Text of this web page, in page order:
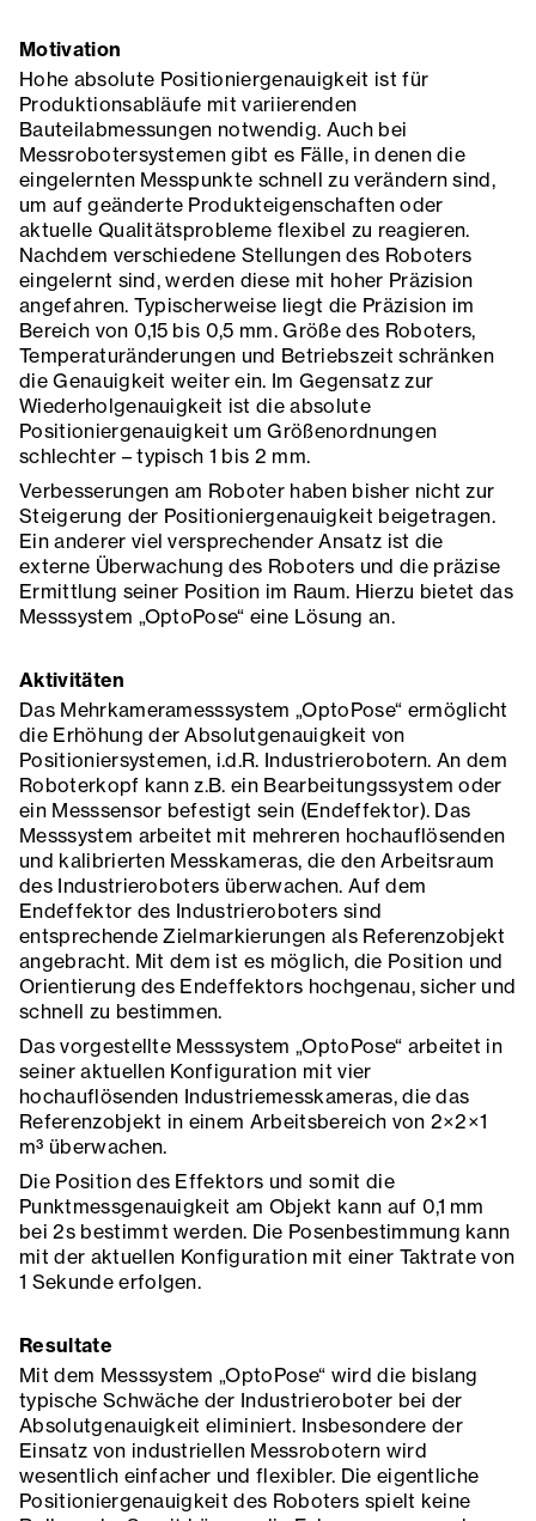
Motivation
Hohe absolute Positioniergenauigkeit ist für
Produktionsabläufe mit variierenden
Bauteilabmessungen notwendig. Auch bei
Messrobotersystemen gibt es Fälle, in denen die
eingelernten Messpunkte schnell zu verändern sind,
um auf geänderte Produkteigenschaften oder
aktuelle Qualitätsprobleme flexibel zu reagieren.
Nachdem verschiedene Stellungen des Roboters
eingelernt sind, werden diese mit hoher Präzision
angefahren. Typischerweise liegt die Präzision im
Bereich von 0,15 bis 0,5 mm. Größe des Roboters,
Temperaturänderungen und Betriebszeit schränken
die Genauigkeit weiter ein. Im Gegensatz zur
Wiederholgenauigkeit ist die absolute
Positioniergenauigkeit um Größenordnungen
schlechter – typisch 1 bis 2 mm.
Verbesserungen am Roboter haben bisher nicht zur
Steigerung der Positioniergenauigkeit beigetragen.
Ein anderer viel versprechender Ansatz ist die
externe Überwachung des Roboters und die präzise
Ermittlung seiner Position im Raum. Hierzu bietet das
Messsystem „OptoPose“ eine Lösung an.
Aktivitäten
Das Mehrkameramesssystem „OptoPose“ ermöglicht
die Erhöhung der Absolutgenauigkeit von
Positioniersystemen, i.d.R. Industrierobotern. An dem
Roboterkopf kann z.B. ein Bearbeitungssystem oder
ein Messsensor befestigt sein (Endeffektor). Das
Messsystem arbeitet mit mehreren hochauflösenden
und kalibrierten Messkameras, die den Arbeitsraum
des Industrieroboters überwachen. Auf dem
Endeffektor des Industrieroboters sind
entsprechende Zielmarkierungen als Referenzobjekt
angebracht. Mit dem ist es möglich, die Position und
Orientierung des Endeffektors hochgenau, sicher und
schnell zu bestimmen.
Das vorgestellte Messsystem „OptoPose“ arbeitet in
seiner aktuellen Konfiguration mit vier
hochauflösenden Industriemesskameras, die das
Referenzobjekt in einem Arbeitsbereich von 2×2×1
m³ überwachen.
Die Position des Effektors und somit die
Punktmessgenauigkeit am Objekt kann auf 0,1 mm
bei 2s bestimmt werden. Die Posenbestimmung kann
mit der aktuellen Konfiguration mit einer Taktrate von
1 Sekunde erfolgen.
Resultate
Mit dem Messsystem „OptoPose“ wird die bislang
typische Schwäche der Industrieroboter bei der
Absolutgenauigkeit eliminiert. Insbesondere der
Einsatz von industriellen Messrobotern wird
wesentlich einfacher und flexibler. Die eigentliche
Positioniergenauigkeit des Roboters spielt keine